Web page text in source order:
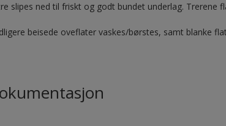
slipes ned til friskt og godt bundet underlag. Trerene
beisede oveflater vaskes/børstes, samt blanke